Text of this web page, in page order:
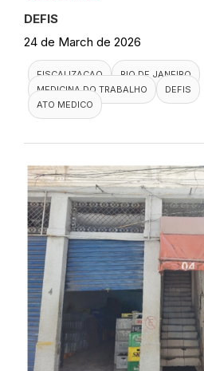
DEFIS
24 de March de 2026
FISCALIZACAO
RIO DE JANEIRO
MEDICINA DO TRABALHO
DEFIS
ATO MEDICO